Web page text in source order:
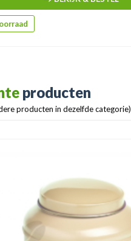
producten
producten in dezelfde categorie)